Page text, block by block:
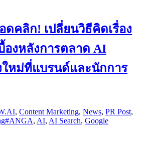
ดคลิก! เปลี่ยนวิธีคิดเรื่อง
องหลังการตลาด AI
ใหม่ที่แบรนด์และนักการ
AI, Content Marketing, News, PR Post,
#ANGA, AI, AI Search, Google